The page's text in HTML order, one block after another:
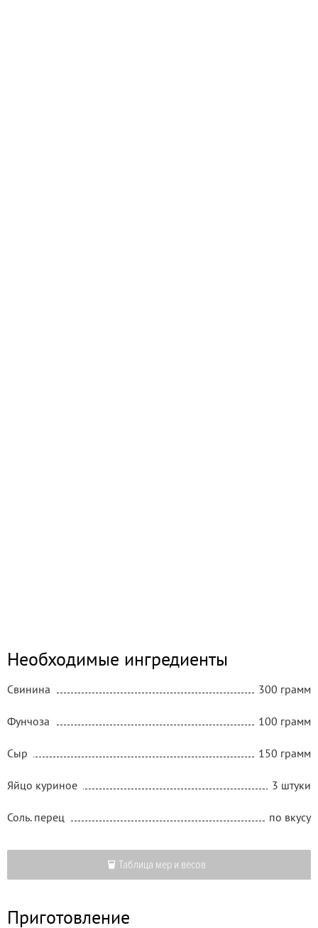
Необходимые ингредиенты
Свинина 300 грамм
Фунчоза 100 грамм
Сыр 150 грамм
Яйцо куриное 3 штуки
Соль. перец по вкусу
Таблица мер и весов
Приготовление